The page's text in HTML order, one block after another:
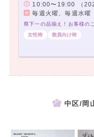
10:00〜19:00 （2026年卒業の方→2/16まで受付
毎週火曜、毎週水曜
女性袴
教員向け袴
中区/岡